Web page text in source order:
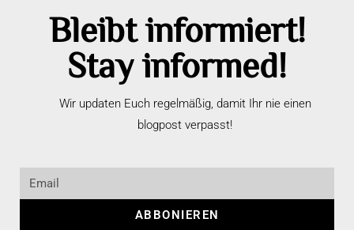
Bleibt informiert!
Stay informed!
Wir updaten Euch regelmäßig, damit Ihr nie einen
blogpost verpasst!
ABBONIEREN